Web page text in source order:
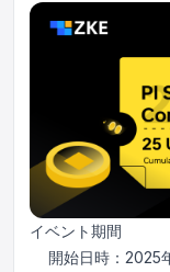
イベント期間
開始日時：2025